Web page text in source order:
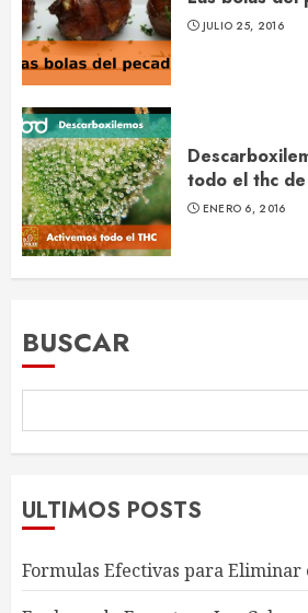
JULIO 25, 2016
todo el thc
ENERO 6, 2016
BUSCAR
ULTIMOS POSTS
Formulas Efectivas para Eliminar